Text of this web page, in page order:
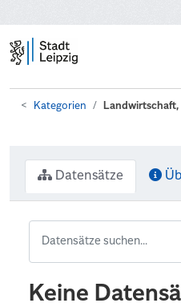
Kategorien Landwirtschaft,
Datensätze
Keine